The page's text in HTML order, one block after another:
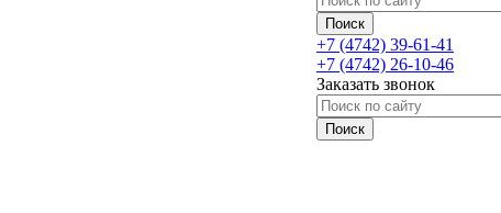
+7 (4742) 39-61-41
+7 (4742) 26-10-46
Заказать звонок